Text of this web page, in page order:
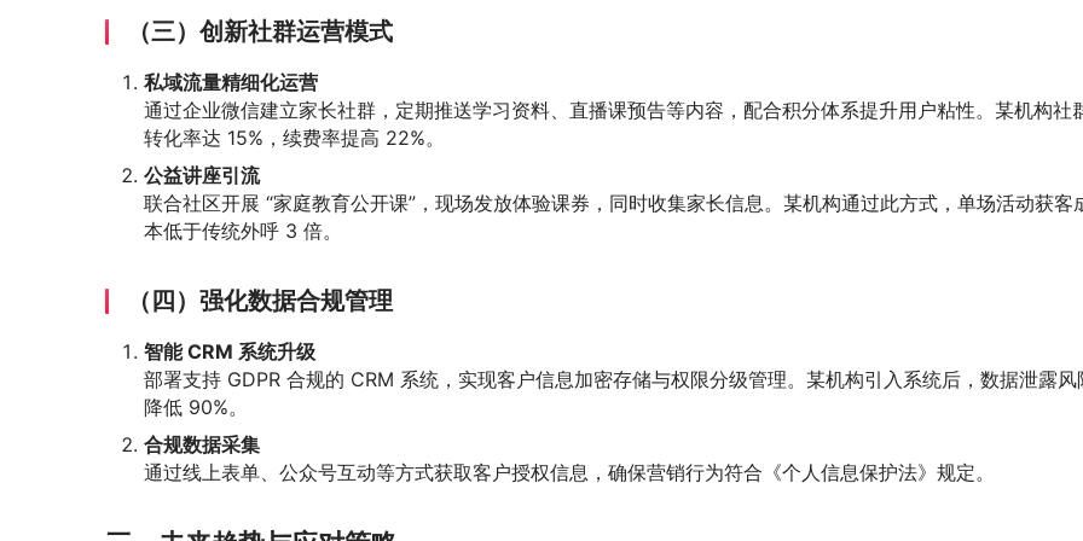
（三）创新社群运营模式
私域流量精细化运营
通过企业微信建立家长社群，定期推送学习资料、直播课预告等内容，配合积分体系提升用户粘性。某机构社
转化率达 15%，续费率提高 22%。
公益讲座引流
联合社区开展 “家庭教育公开课”，现场发放体验课券，同时收集家长信息。某机构通过此方式，单场活动获客
本低于传统外呼 3 倍。
（四）强化数据合规管理
智能 CRM 系统升级
部署支持 GDPR 合规的 CRM 系统，实现客户信息加密存储与权限分级管理。某机构引入系统后，数据泄露风
降低 90%。
合规数据采集
通过线上表单、公众号互动等方式获取客户授权信息，确保营销行为符合《个人信息保护法》规定。